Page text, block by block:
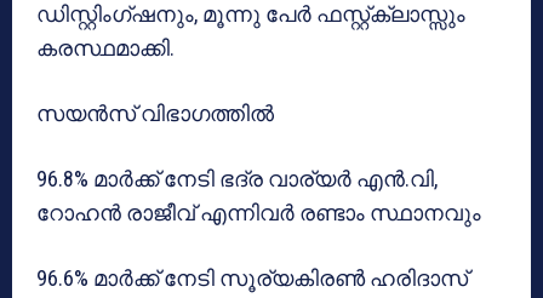
ഡിസ്റ്റിംഗ്ഷനും, മൂന്നു പേർ ഫസ്റ്റ്ക്ലാസ്സും
കരസ്ഥമാക്കി.
സയൻസ് വിഭാഗത്തിൽ
96.8% മാർക്ക് നേടി ഭദ്ര വാര്യർ എൻ.വി,
റോഹൻ രാജീവ് എന്നിവർ രണ്ടാം സ്ഥാനവും
96.6% മാർക്ക് നേടി സൂര്യകിരൺ ഹരിദാസ്